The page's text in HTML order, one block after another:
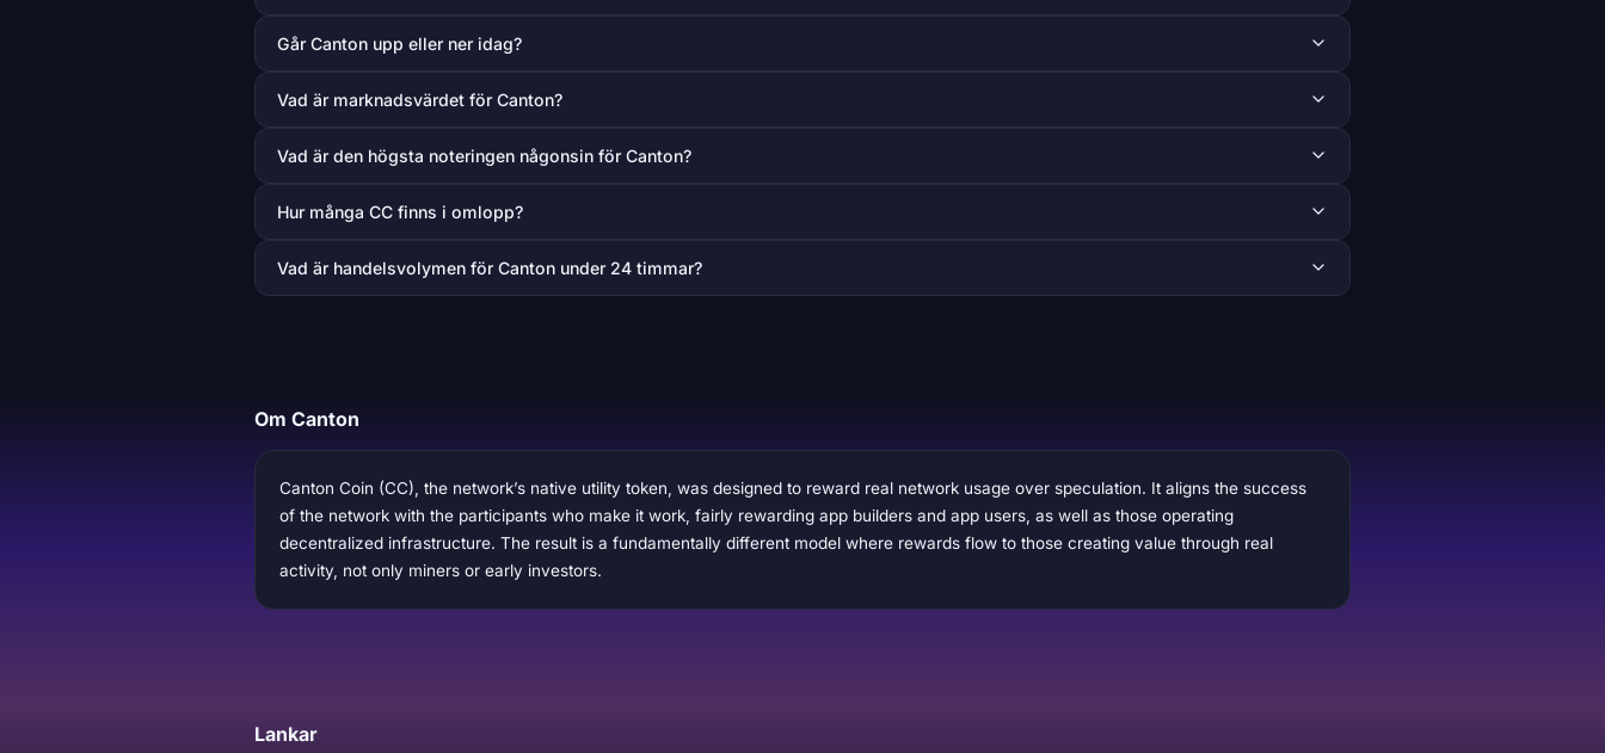
Går Canton upp eller ner idag?
Vad är marknadsvärdet för Canton?
Vad är den högsta noteringen någonsin för Canton?
Hur många CC finns i omlopp?
Vad är handelsvolymen för Canton under 24 timmar?
Om Canton
Canton Coin (CC), the network’s native utility token, was designed to reward real network usage over speculation. It aligns the success
of the network with the participants who make it work, fairly rewarding app builders and app users, as well as those operating
decentralized infrastructure. The result is a fundamentally different model where rewards flow to those creating value through real
activity, not only miners or early investors.
Lankar